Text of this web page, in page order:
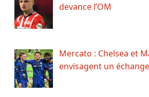
devance l’OM
Mercato : Chelsea et
envisagent un échange